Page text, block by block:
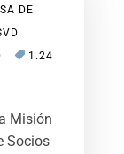
DE
1.24
Misión
Socios